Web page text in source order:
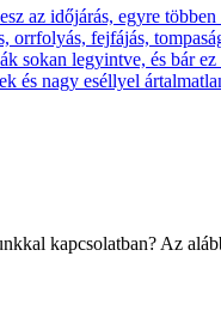
az időjárás, egyre többen
orrfolyás, fejfájás,
sokan legyintve, és bár ez
és nagy eséllyel
kapcsolatban? Az